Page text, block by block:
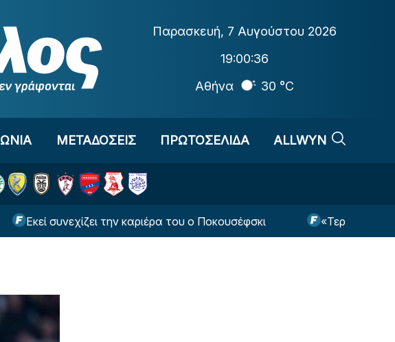
Παρασκευή, 7 Αυγούστου 2026
19:00:37
Αθήνα
30 °C
ΜΕΤΑΔΟΣΕΙΣ ΠΡΩΤΟΣΕΛΙΔΑ ALLWYN
συνεχίζει την καριέρα του ο Ποκουσέφσκι «Τεράστια πρόταση